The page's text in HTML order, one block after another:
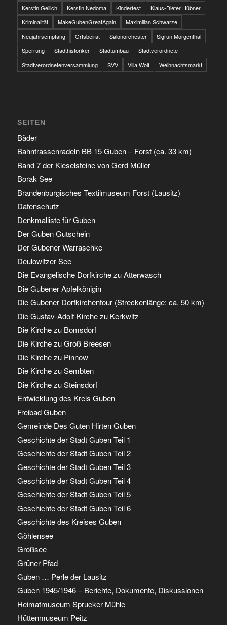
Kerstin Geilich
Kerstin Nedoma Kinderfest
Klaus-Dieter Hübner
Kriminalität
MakeGubenGreatAgain
Maximilian Schwarze
Neujahrsempfang
Ortsbeirat Salonorchester
Sigrun Morgenthal
Sperrung
Stadthistoriker Stadtumbau
Stadtverordnete
Stadtverordnetenversammlung
SVV Villa Wolf Weihnachtsmarkt
SEITEN
Bäder
Bahntrassenradeln BB 15 Guben – Forst (ca. 33 km)
Band 7 der Kieselsteine von Gerd Müller
Borak See
Brandenburgisches Textilmuseum Forst (Lausitz)
Datenschutz
Denkmalliste für Guben
Der Guben Gutschein
Der Gubener Warraschke
Deulowitzer See
Die Evangelische Dorfkirche zu Atterwasch
Die Gubener Apfelkönigin
Die Gubener Dorfkirchentour (Streckenlänge: ca. 50 km)
Die Gustav-Adolf-Kirche zu Kerkwitz
Die Kirche zu Bomsdorf
Die Kirche zu Groß Breesen
Die Kirche zu Pinnow
Die Kirche zu Sembten
Die Kirche zu Steinsdorf
Entwicklung des Kreis Guben
Freibad Guben
Gemeinde Des Guten Hirten Guben
Geschichte der Stadt Guben Teil 1
Geschichte der Stadt Guben Teil 2
Geschichte der Stadt Guben Teil 3
Geschichte der Stadt Guben Teil 4
Geschichte der Stadt Guben Teil 5
Geschichte der Stadt Guben Teil 6
Geschichte des Kreises Guben
Göhlensee
Großsee
Grüner Pfad
Guben … Perle der Lausitz
Guben 1945/1946 – Berichte, Dokumente, Diskussionen
Heimatmuseum Sprucker Mühle
Hüttenmuseum Peitz